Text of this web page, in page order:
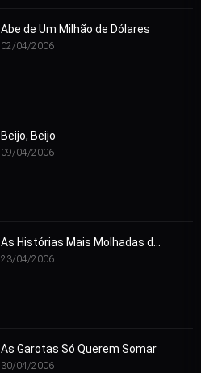
Abe de Um Milhão de Dólares
02/04/2006
Beijo, Beijo
09/04/2006
23/04/2006
As Garotas Só Querem Somar
30/04/2006